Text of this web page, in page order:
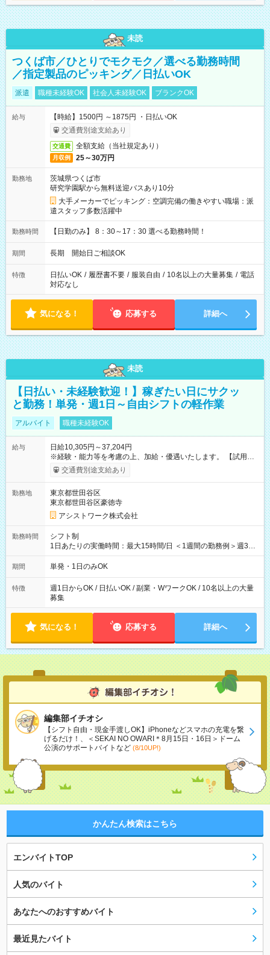
未読
つくば市／ひとりでモクモク／選べる勤務時間
／指定製品のピッキング／日払いOK
派遣 職種未経験OK 社会人未経験OK ブランクOK
給与
【時給】1500円 ～1875円 ・日払いOK
交通費別途支給あり
交通費 全額支給（当社規定あり）
月収例 25～30万円
勤務地
茨城県つくば市
研究学園駅から無料送迎バスあり10分
大手メーカーでピッキング：空調完備の働きやすい職場：派
遣スタッフ多数活躍中
勤務時間 【日勤のみ】 8：30～17：30 選べる勤務時間！
期間 長期 開始日ご相談OK
特徴 日払いOK / 履歴書不要 / 服装自由 / 10名以上の大量募集 / 電話
対応なし
気になる！ 応募する 詳細へ
未読
【日払い・未経験歓迎！】稼ぎたい日にサクッ
と勤務！単発・週1日～自由シフトの軽作業
アルバイト 職種未経験OK
給与
日給10,305円～37,204円
※経験・能力等を考慮の上、加給・優遇いたします。 【試用期
間】試用期間なし
交通費別途支給あり
勤務地
東京都世田谷区
東京都世田谷区豪徳寺
アシストワーク株式会社
勤務時間
シフト制
1日あたりの実働時間：最大15時間/日 ＜1週間の勤務例＞週3回
勤務 勤務：月・水・金 休み：火・木・土・日 好きな時にお仕事
可能です！ ※1日あたりの最大実働時間は日勤、夜勤共に勤務し
期間 単発・1日のみOK
特徴
週1日からOK / 日払いOK / 副業・WワークOK / 10名以上の大量
募集
気になる！ 応募する 詳細へ
編集部イチオシ
【シフト自由・現金手渡しOK】iPhoneなどスマホの充電を繋
げるだけ！、＜SEKAI NO OWARI＊8月15日・16日＞ドーム
公演のサポートバイトなど (8/10UP!)
かんたん検索はこちら
エンバイトTOP
人気のバイト
あなたへのおすすめバイト
最近見たバイト